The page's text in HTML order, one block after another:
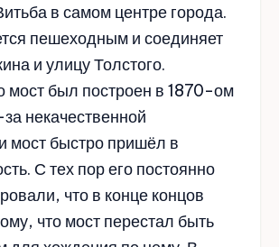
в самом центре города.
пешеходным и соединяет
и улицу Толстого.
мост был построен в 1870-ом
некачественной
мост быстро пришёл в
С тех пор его постоянно
что в конце концов
что мост перестал быть